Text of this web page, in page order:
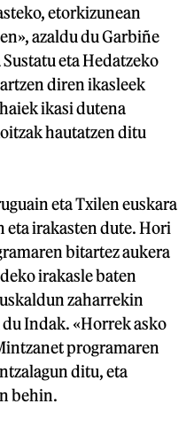
etorkizunean
azaldu du Garbiñe
eta Hedatzeko
diren ikasleek
ikasi dutena
hautatzen ditu
eta Txilen euskara
irakasten dute. Hori
bitartez aukera
irakasle baten
zaharrekin
Indak. «Horrek asko
programaren
ditu, eta
behin.